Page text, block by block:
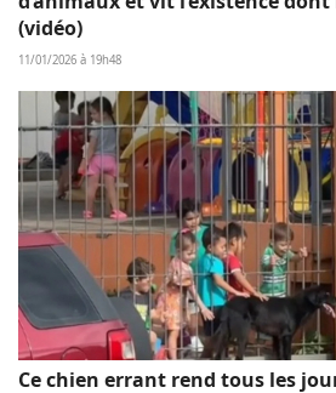
(vidéo)
11/01/2026 à 19h48
Ce chien errant rend tous les